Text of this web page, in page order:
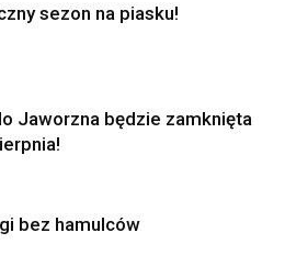
sezon na piasku!
Jaworzna będzie zamknięta
bez hamulców